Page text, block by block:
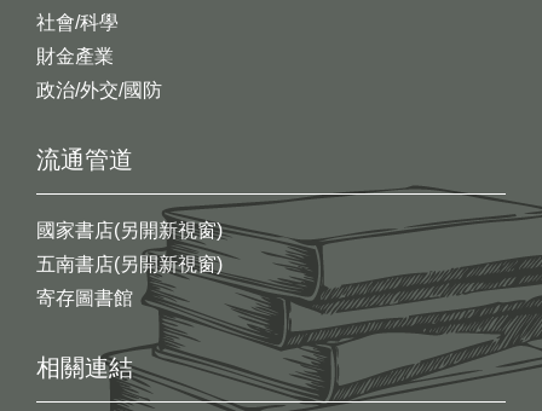
社會/科學
財金產業
政治/外交/國防
流通管道
國家書店(另開新視窗)
五南書店(另開新視窗)
寄存圖書館
相關連結